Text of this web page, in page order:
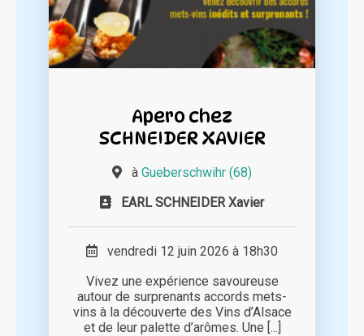
Apero chez
SCHNEIDER XAVIER
à Gueberschwihr (68)
EARL SCHNEIDER Xavier
vendredi 12 juin 2026 à 18h30
Vivez une expérience savoureuse
autour de surprenants accords mets-
vins à la découverte des Vins d’Alsace
et de leur palette d’arômes. Une [...]